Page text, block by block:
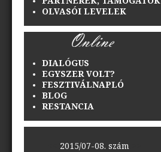
OLVASÓI LEVELEK
DIALÓGUS
EGYSZER VOLT?
FESZTIVÁLNAPLÓ
BLOG
RESTANCIA
2015/07-08. szám>>